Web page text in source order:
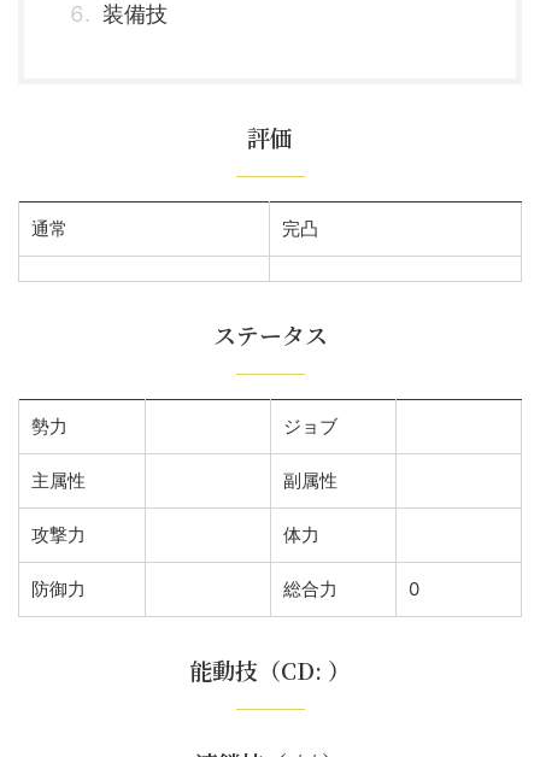
装備技
評価
通常 完凸
ステータス
勢力 ジョブ
主属性 副属性
攻撃力 体力
防御力 総合力 0
能動技（CD: ）